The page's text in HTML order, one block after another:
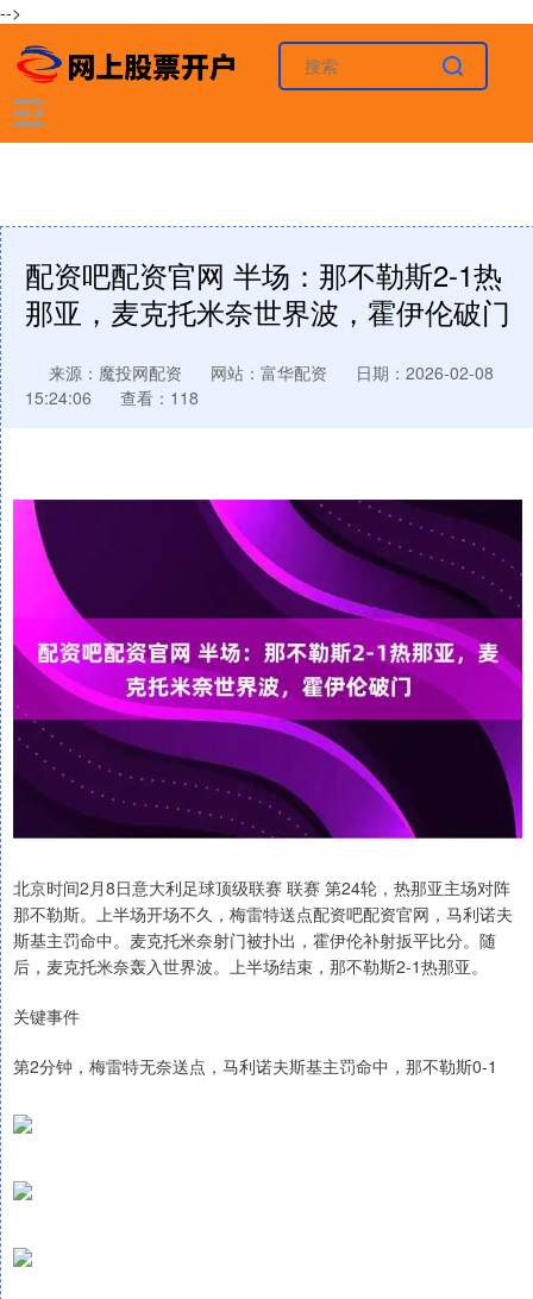
-->
配资吧配资官网 半场：那不勒斯2-1热
那亚，麦克托米奈世界波，霍伊伦破门
来源：魔投网配资 网站：富华配资
日期：2026-02-08
15:24:06
查看：118
北京时间2月8日意大利足球顶级联赛 联赛 第24轮，热那亚主场对阵
那不勒斯。上半场开场不久，梅雷特送点配资吧配资官网，马利诺夫
斯基主罚命中。麦克托米奈射门被扑出，霍伊伦补射扳平比分。随
后，麦克托米奈轰入世界波。上半场结束，那不勒斯2-1热那亚。
关键事件
第2分钟，梅雷特无奈送点，马利诺夫斯基主罚命中，那不勒斯0-1